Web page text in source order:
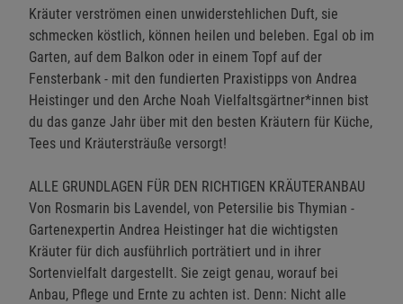
Kräuter verströmen einen unwiderstehlichen Duft, sie
schmecken köstlich, können heilen und beleben. Egal ob im
Garten, auf dem Balkon oder in einem Topf auf der
Fensterbank - mit den fundierten Praxistipps von Andrea
Heistinger und den Arche Noah Vielfaltsgärtner*innen bist
du das ganze Jahr über mit den besten Kräutern für Küche,
Tees und Kräutersträuße versorgt!
ALLE GRUNDLAGEN FÜR DEN RICHTIGEN KRÄUTERANBAU
Von Rosmarin bis Lavendel, von Petersilie bis Thymian -
Gartenexpertin Andrea Heistinger hat die wichtigsten
Kräuter für dich ausführlich porträtiert und in ihrer
Sortenvielfalt dargestellt. Sie zeigt genau, worauf bei
Anbau, Pflege und Ernte zu achten ist. Denn: Nicht alle